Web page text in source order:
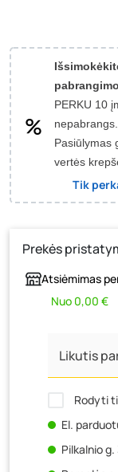
PERKU 10
nepabrangs.
Pasiūlymas
vertės
Tik
Prekės
Atsiėmimas
Nuo 0,00 €
Rodyti
El.
Pilkalnio